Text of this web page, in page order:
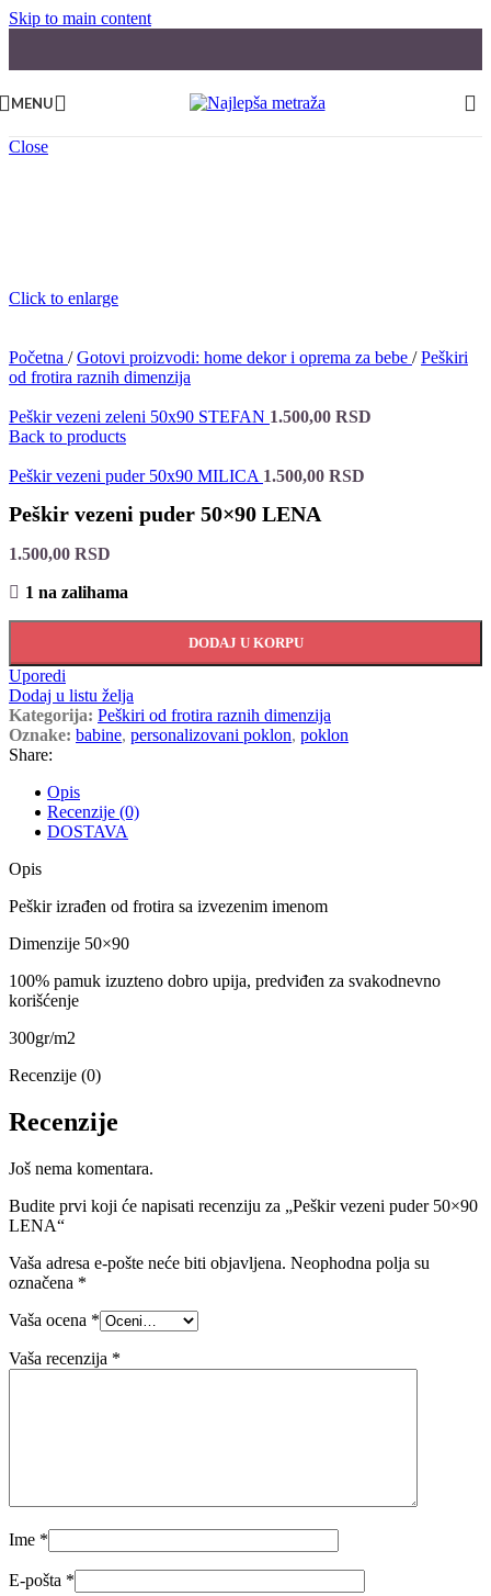
Skip to main content
MENU
Close
Click to enlarge
Početna / Gotovi proizvodi: home dekor i oprema za bebe / Peškiri
od frotira raznih dimenzija
Peškir vezeni zeleni 50x90 STEFAN 1.500,00 RSD
Back to products
Peškir vezeni puder 50x90 MILICA 1.500,00 RSD
Peškir vezeni puder 50×90 LENA
1.500,00 RSD
1 na zalihama
DODAJ U KORPU
Uporedi
Dodaj u listu želja
Kategorija: Peškiri od frotira raznih dimenzija
Oznake: babine, personalizovani poklon, poklon
Share:
Opis
Recenzije (0)
DOSTAVA
Opis
Peškir izrađen od frotira sa izvezenim imenom
Dimenzije 50×90
100% pamuk izuzteno dobro upija, predviđen za svakodnevno
korišćenje
300gr/m2
Recenzije (0)
Recenzije
Još nema komentara.
Budite prvi koji će napisati recenziju za „Peškir vezeni puder 50×90
LENA“
Vaša adresa e-pošte neće biti objavljena. Neophodna polja su
označena *
Vaša ocena *
Vaša recenzija *
Ime *
E-pošta *